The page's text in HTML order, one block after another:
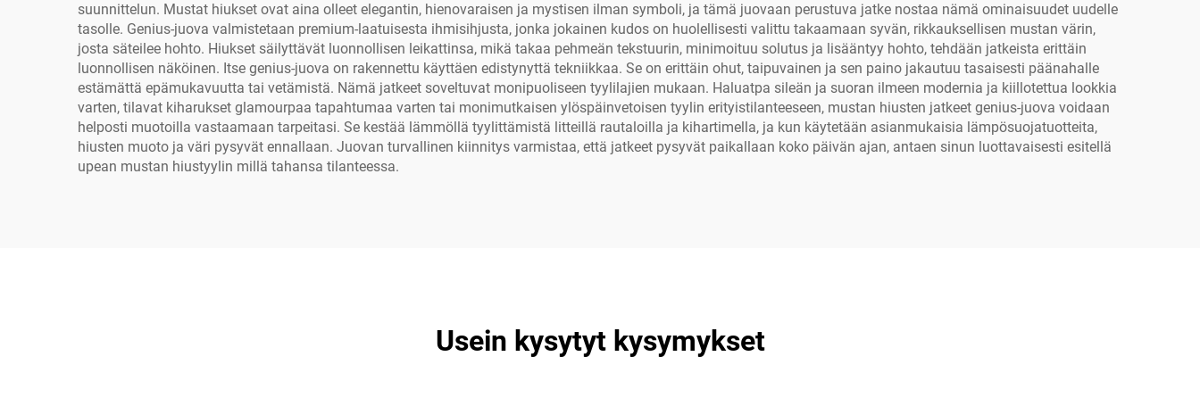
suunnittelun. Mustat hiukset ovat aina olleet elegantin, hienovaraisen ja mystisen ilman symboli, ja tämä juovaan perustuva jatke nostaa nämä ominaisuudet uudelle
tasolle. Genius-juova valmistetaan premium-laatuisesta ihmisihjusta, jonka jokainen kudos on huolellisesti valittu takaamaan syvän, rikkauksellisen mustan värin,
josta säteilee hohto. Hiukset säilyttävät luonnollisen leikattinsa, mikä takaa pehmeän tekstuurin, minimoituu solutus ja lisääntyy hohto, tehdään jatkeista erittäin
luonnollisen näköinen. Itse genius-juova on rakennettu käyttäen edistynyttä tekniikkaa. Se on erittäin ohut, taipuvainen ja sen paino jakautuu tasaisesti päänahalle
estämättä epämukavuutta tai vetämistä. Nämä jatkeet soveltuvat monipuoliseen tyylilajien mukaan. Haluatpa sileän ja suoran ilmeen modernia ja kiillotettua lookkia
varten, tilavat kiharukset glamourpaa tapahtumaa varten tai monimutkaisen ylöspäinvetoisen tyylin erityistilanteeseen, mustan hiusten jatkeet genius-juova voidaan
helposti muotoilla vastaamaan tarpeitasi. Se kestää lämmöllä tyylittämistä litteillä rautaloilla ja kihartimella, ja kun käytetään asianmukaisia lämpösuojatuotteita,
hiusten muoto ja väri pysyvät ennallaan. Juovan turvallinen kiinnitys varmistaa, että jatkeet pysyvät paikallaan koko päivän ajan, antaen sinun luottavaisesti esitellä
upean mustan hiustyylin millä tahansa tilanteessa.
Usein kysytyt kysymykset